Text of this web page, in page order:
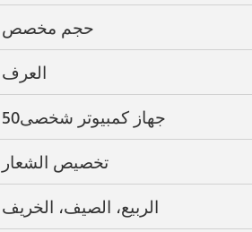
حجم مخصص
العرف
جهاز كمبيوتر شخصى50
تخصيص الشعار
الربيع، الصيف، الخريف